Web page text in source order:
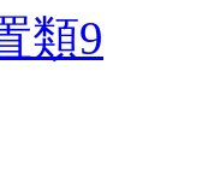
類9